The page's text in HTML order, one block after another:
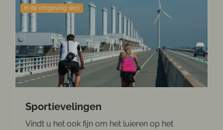
In de omgeving: 1km
Sportievelingen
Vindt u het ook fijn om het luieren op het